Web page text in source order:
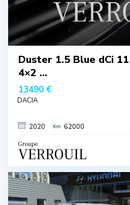
Duster 1.5 Blue dCi
4×2 ...
13490 €
DACIA
2020 62000